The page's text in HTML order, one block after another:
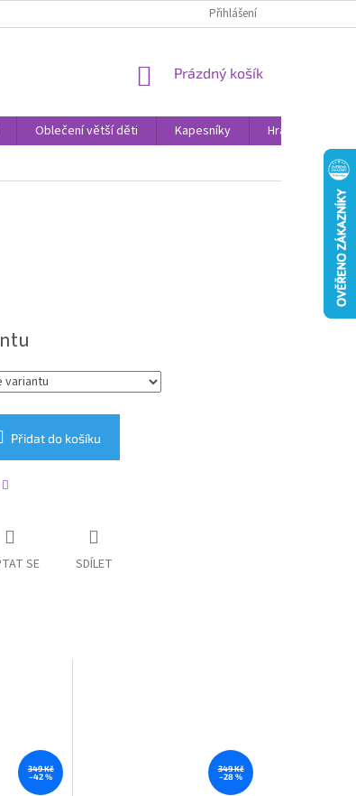
PROHLÁŠENÍ O OCHRANĚ OSOBNÍCH DAT
Přihlášení
NÁKUPNÍ
Prázdný košík
Oblečení větší děti Kapesníky Hračky
Přidat do košíku
SE SDÍLET
349 Kč
–42 %
349 Kč
–28 %